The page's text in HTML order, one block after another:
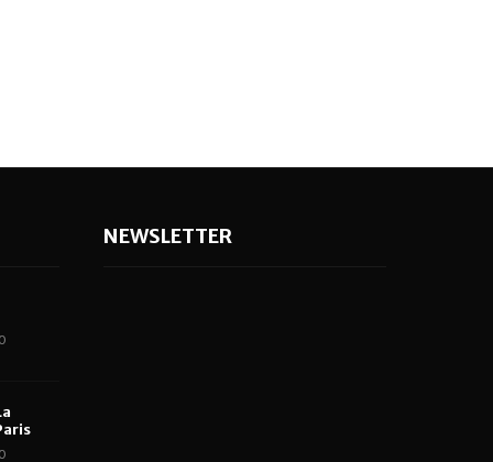
0
0
NEWSLETTER